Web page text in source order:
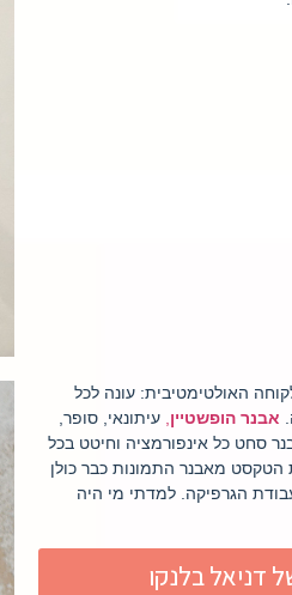
האולטימטיבית: עונה לכל
אבנר הופשטיין עיתונאי, סופר,
סחט כל אינפורמציה וחיטט בכל
הטקסט מאבנר התמונות כבר כולן
הגרפיקה. למדתי מי היה
דניאל בלנקו